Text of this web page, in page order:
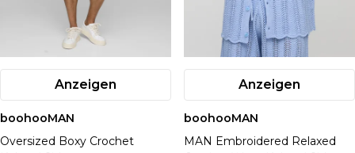
Anzeigen
boohooMAN
Oversized Boxy Crochet
Anzeigen
boohooMAN
MAN Embroidered Relaxed